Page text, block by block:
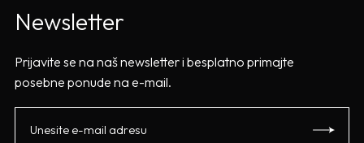
Newsletter
Prijavite se na naš newsletter i besplatno primajte
posebne ponude na e-mail.